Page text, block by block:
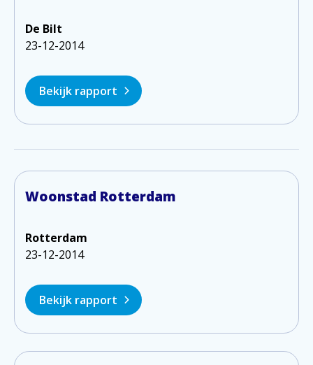
De Bilt
23-12-2014
Bekijk rapport
Woonstad Rotterdam
Rotterdam
23-12-2014
Bekijk rapport